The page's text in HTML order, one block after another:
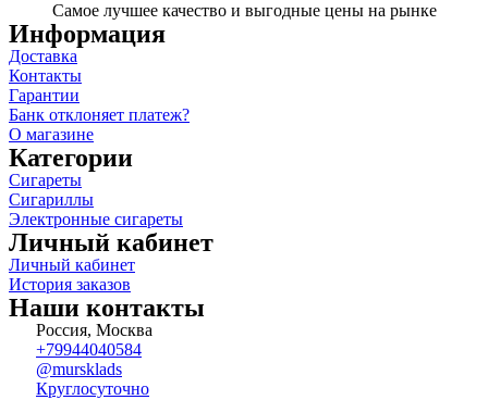
Самое лучшее качество и выгодные цены на рынке
Информация
Доставка
Контакты
Гарантии
Банк отклоняет платеж?
О магазине
Категории
Сигареты
Сигариллы
Электронные сигареты
Личный кабинет
Личный кабинет
История заказов
Наши контакты
Россия, Москва
+79944040584
@mursklads
Круглосуточно